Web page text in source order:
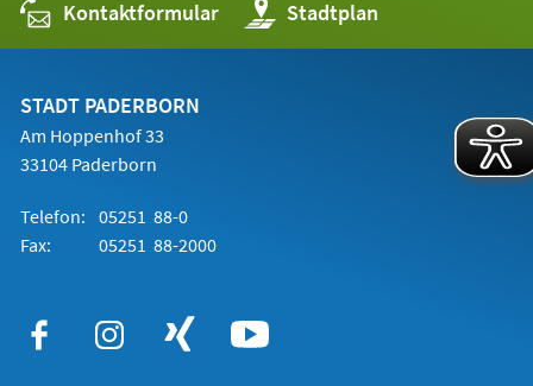
Kontaktformular Stadtplan
(Öffnet
in
einem
STADT PADERBORN
Am Hoppenhof 33
33104 Paderborn
Telefon: 05251 88-0
Fax:
05251 88-2000